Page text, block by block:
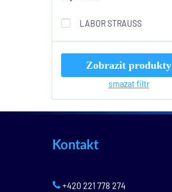
LABOR STRAUSS
Zobrazit produkty
smazat filtr
Kontakt
+420 221 778 274